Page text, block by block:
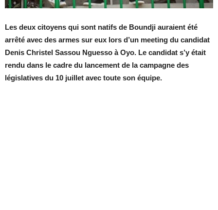
Les deux citoyens qui sont natifs de Boundji auraient été
arrêté avec des armes sur eux lors d’un meeting du candidat
Denis Christel Sassou Nguesso à Oyo. Le candidat s’y était
rendu dans le cadre du lancement de la campagne des
législatives du 10 juillet avec toute son équipe.